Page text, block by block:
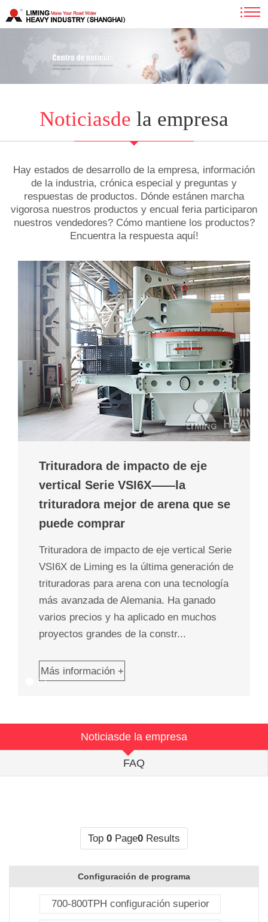
Noticiasde la empresa
Hay estados de desarrollo de la empresa, información
de la industria, crónica especial y preguntas y
respuestas de productos. Dónde estánen marcha
vigorosa nuestros productos y encual feria participaron
nuestros vendedores? Cómo mantiene los productos?
Encuentra la respuesta aquí!
Trituradora de impacto de eje
vertical Serie VSI6X——la
trituradora mejor de arena que se
puede comprar
Trituradora de impacto de eje vertical Serie
VSI6X de Liming es la última generación de
trituradoras para arena con una tecnología
más avanzada de Alemania. Ha ganado
varios precios y ha aplicado en muchos
proyectos grandes de la constr...
Más información +
Noticiasde la empresa
FAQ
Top 0 Page0 Results
Configuración de programa
700-800TPH configuración superior